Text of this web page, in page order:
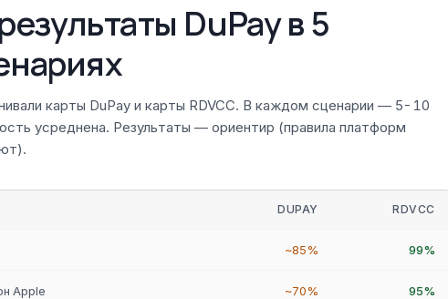
DuPay в 5
карты DuPay и карты RDVCC. В каждом сценарии — 5-10
усреднена. Результаты — ориентир (правила платформ
DUPAY RDVCC
~85% 99%
Apple ~70% 95%